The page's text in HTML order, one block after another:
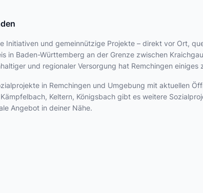
Initiativen und gemeinnützige Projekte – direkt vor Ort,
in Baden-Württemberg an der Grenze zwischen
und regionaler Versorgung hat Remchingen einiges
in Remchingen und Umgebung mit aktuellen
Keltern, Königsbach gibt es weitere
Angebot in deiner Nähe.